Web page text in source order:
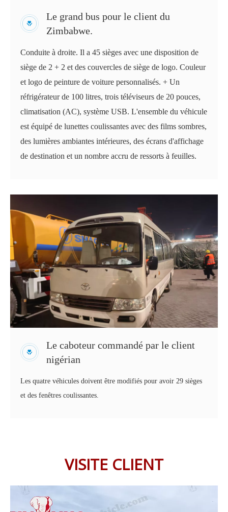
Le grand bus pour le client du
Zimbabwe.
Conduite à droite. Il a 45 sièges avec une disposition de
siège de 2 + 2 et des couvercles de siège de logo. Couleur
et logo de peinture de voiture personnalisés. + Un
réfrigérateur de 100 litres, trois téléviseurs de 20 pouces,
climatisation (AC), système USB. L'ensemble du véhicule
est équipé de lunettes coulissantes avec des films sombres,
des lumières ambiantes intérieures, des écrans d'affichage
de destination et un nombre accru de ressorts à feuilles.
Le caboteur commandé par le client
nigérian
Les quatre véhicules doivent être modifiés pour avoir 29 sièges
et des fenêtres coulissantes.
VISITE CLIENT